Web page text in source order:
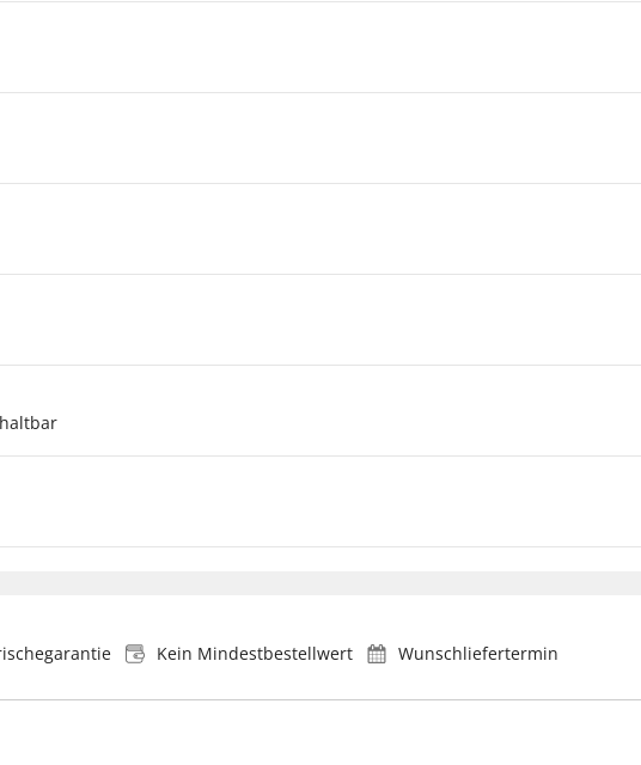
Kein Mindestbestellwert Wunschliefertermin